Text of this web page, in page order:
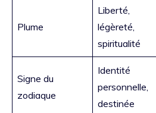
Plume
Liberté,
légèreté,
spiritualité
Signe du
zodiaque
Identité
personnelle,
destinée